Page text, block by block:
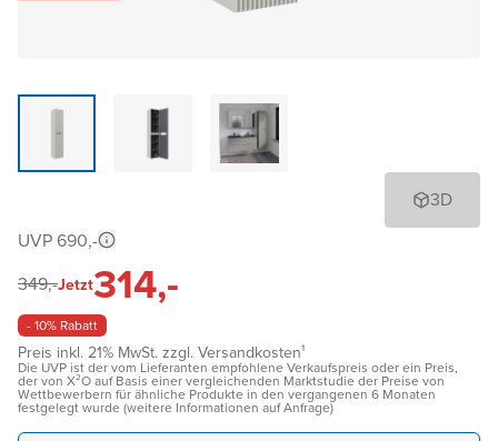
3D
UVP 690,-
349,-Jetzt314,-
- 10% Rabatt
Preis inkl. 21% MwSt. zzgl. Versandkosten¹
Die UVP ist der vom Lieferanten empfohlene Verkaufspreis oder ein Preis,
der von X²O auf Basis einer vergleichenden Marktstudie der Preise von
Wettbewerbern für ähnliche Produkte in den vergangenen 6 Monaten
festgelegt wurde (weitere Informationen auf Anfrage)